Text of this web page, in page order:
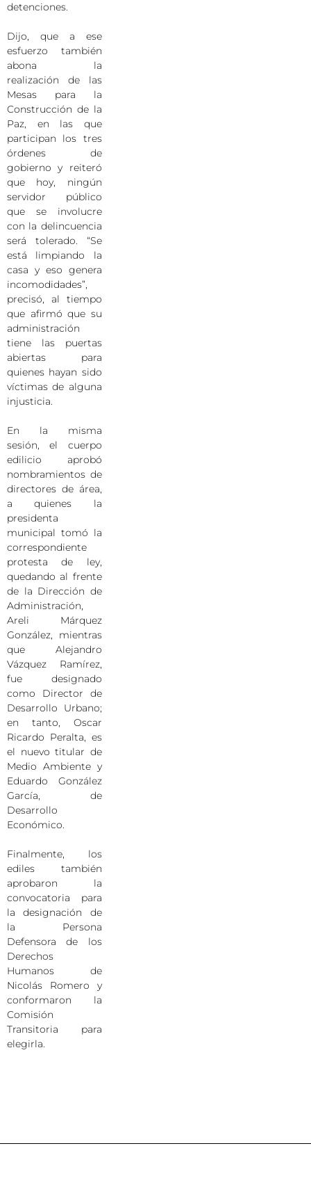
detenciones.
Dijo, que a ese
esfuerzo también
abona la
realización de las
Mesas para la
Construcción de la
Paz, en las que
participan los tres
órdenes de
gobierno y reiteró
que hoy, ningún
servidor público
que se involucre
con la delincuencia
será tolerado. “Se
está limpiando la
casa y eso genera
incomodidades”,
precisó, al tiempo
que afirmó que su
administración
tiene las puertas
abiertas para
quienes hayan sido
víctimas de alguna
injusticia.
En la misma
sesión, el cuerpo
edilicio aprobó
nombramientos de
directores de área,
a quienes la
presidenta
municipal tomó la
correspondiente
protesta de ley,
quedando al frente
de la Dirección de
Administración,
Areli Márquez
González, mientras
que Alejandro
Vázquez Ramírez,
fue designado
como Director de
Desarrollo Urbano;
en tanto, Oscar
Ricardo Peralta, es
el nuevo titular de
Medio Ambiente y
Eduardo González
García, de
Desarrollo
Económico.
Finalmente, los
ediles también
aprobaron la
convocatoria para
la designación de
la Persona
Defensora de los
Derechos
Humanos de
Nicolás Romero y
conformaron la
Comisión
Transitoria para
elegirla.